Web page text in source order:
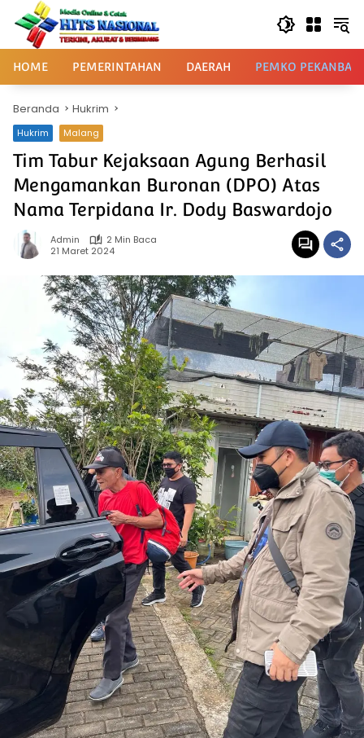
Langsung
konten
HOME PEMERINTAHAN DAERAH PEMKO
Beranda Hukrim
Hukrim Malang
Tim Tabur Kejaksaan Agung Berhasil
Mengamankan Buronan (DPO) Atas
Nama Terpidana Ir. Dody Baswardojo
Admin
2 Min Baca
21 Maret 2024